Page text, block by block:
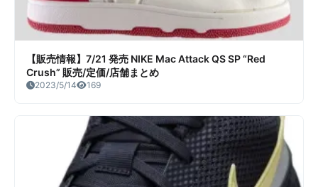
【販売情報】7/21 発売 NIKE Mac Attack QS SP “Red
Crush” 販売/定価/店舗まとめ
2023/5/14 169